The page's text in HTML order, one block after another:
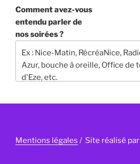
Comment avez-vous
entendu parler de
nos soirées ?
Mentions légales / Site réalisé par